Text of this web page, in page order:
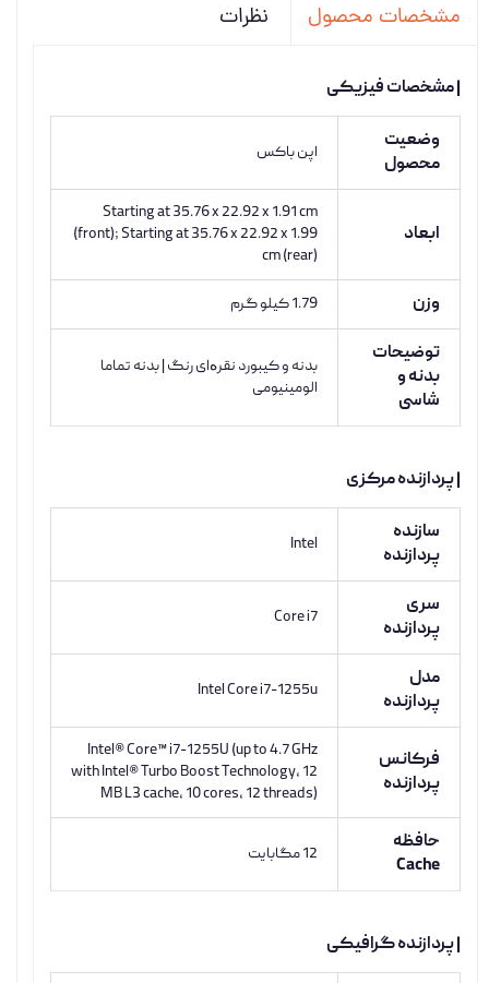
مشخصات محصول نظرات
| مشخصات فیزیکی
وضعیت
محصول
اپن باکس
ابعاد
Starting at 35.76 x 22.92 x 1.91 cm
(front); Starting at 35.76 x 22.92 x 1.99
cm (rear)
وزن 1.79 کیلو گرم
توضیحات
بدنه و
شاسی
بدنه و کیبورد نقرەای رنگ | بدنه تماما
الومینیومی
| پردازنده مرکزی
سازنده
پردازنده
Intel
سری
پردازنده
Core i7
مدل
پردازنده
Intel Core i7-1255u
فرکانس
پردازنده
Intel® Core™ i7-1255U (up to 4.7 GHz
with Intel® Turbo Boost Technology, 12
MB L3 cache, 10 cores, 12 threads)
حافظه
Cache
12 مگابایت
| پردازنده گرافیکی